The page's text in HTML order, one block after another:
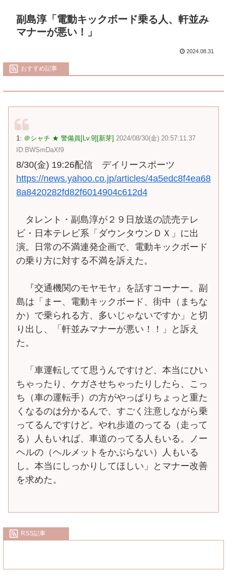
副島淳「電動キックボード乗る人、軒並み
マナーが悪い！」
2024.08.31
おすすめ記事
1: ＠シャチ ★ 警備員[Lv.9][新芽] 2024/08/30(金) 20:57:11.37
ID:BWSmDaXf9
8/30(金) 19:26配信 デイリースポーツ
https://news.yahoo.co.jp/articles/4a5edc8f4ea68
8a8420282fd82f6014904c612d4
タレント・副島淳が２９日放送の読売テレ
ビ・日本テレビ系「ダウンタウンＤＸ」に出
演。日常の不満連発企画で、電動キックボード
の乗り方に対する不満を訴えた。
『交通機関のモヤモヤ』を話すコーナー。副
島は「まー、電動キックボード、街中（まちな
か）で乗られる方、多いじゃないですか」と切
り出し、「軒並みマナーが悪い！！」と訴え
た。
「車運転してて思うんですけど、本当にひい
ちゃったり、ケガさせちゃったりしたら、こっ
ち（車の運転手）の方がやっぱりちょっと重た
くなるのは分かるんで、すごく注意しながら乗
ってるんですけど。やれ歩道のってる（走って
る）人もいれば、車道のってる人もいる。ノー
ヘルの（ヘルメットをかぶらない）人もいる
し。本当にしっかりしてほしい」とマナー改善
を求めた。
RSS記事